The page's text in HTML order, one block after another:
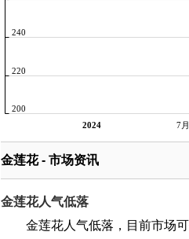
2024 7月
200
220
240
金莲花 - 市场资讯
金莲花人气低落
金莲花人气低落，目前市场